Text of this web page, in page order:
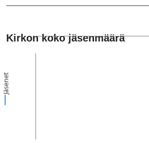
Kirkon koko jäsenmäärä
Jäsenet